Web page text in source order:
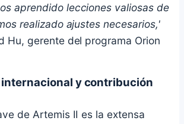
aprendido lecciones valiosas de
realizado ajustes necesarios,'
Hu, gerente del programa Orion
y contribución
de Artemis II es la extensa